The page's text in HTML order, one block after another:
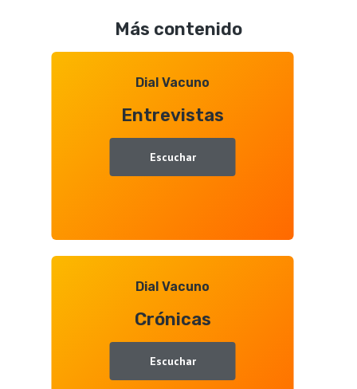
Aquitanima
2026,
entrevista
Juan
Ramón
Gallego
Más contenido
Dial Vacuno
Entrevistas
Escuchar
Dial Vacuno
Crónicas
Escuchar